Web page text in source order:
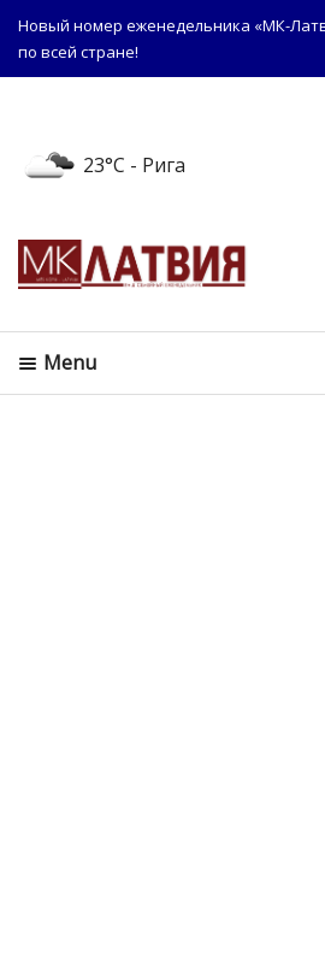
Новый номер еженедельника «МК-
по всей стране!
23°C - Рига
Menu